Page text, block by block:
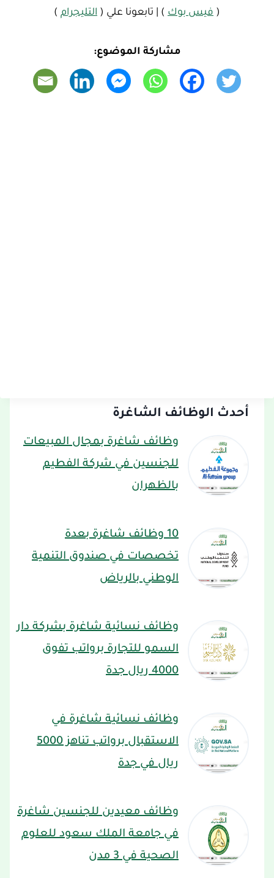
( فيس بوك ) | تابعونا علي ( التليجرام )
مشاركة الموضوع:
أحدث الوظائف الشاغرة
وظائف شاغرة بمجال المبيعات
للجنسين في شركة الفطيم
بالظهران
10 وظائف شاغرة بعدة
تخصصات في صندوق التنمية
الوطني بالرياض
وظائف نسائية شاغرة بشركة دار
السمو للتجارة برواتب تفوق
4000 ريال جدة
وظائف نسائية شاغرة في
الاستقبال برواتب تناهز 5000
ريال في جدة
وظائف معيدين للجنسين شاغرة
في جامعة الملك سعود للعلوم
الصحية في 3 مدن